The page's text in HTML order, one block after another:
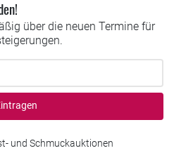
über die neuen Termine für
und Schmuckauktionen